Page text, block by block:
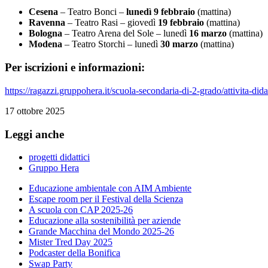
Cesena – Teatro Bonci – lunedì 9 febbraio (mattina)
Ravenna – Teatro Rasi – giovedì 19 febbraio (mattina)
Bologna – Teatro Arena del Sole – lunedì 16 marzo (mattina)
Modena – Teatro Storchi – lunedì 30 marzo (mattina)
Per iscrizioni e informazioni:
https://ragazzi.gruppohera.it/scuola-secondaria-di-2-grado/attivita-
17 ottobre 2025
Leggi anche
progetti didattici
Gruppo Hera
Educazione ambientale con AIM Ambiente
Escape room per il Festival della Scienza
A scuola con CAP 2025-26
Educazione alla sostenibilità per aziende
Grande Macchina del Mondo 2025-26
Mister Tred Day 2025
Podcaster della Bonifica
Swap Party